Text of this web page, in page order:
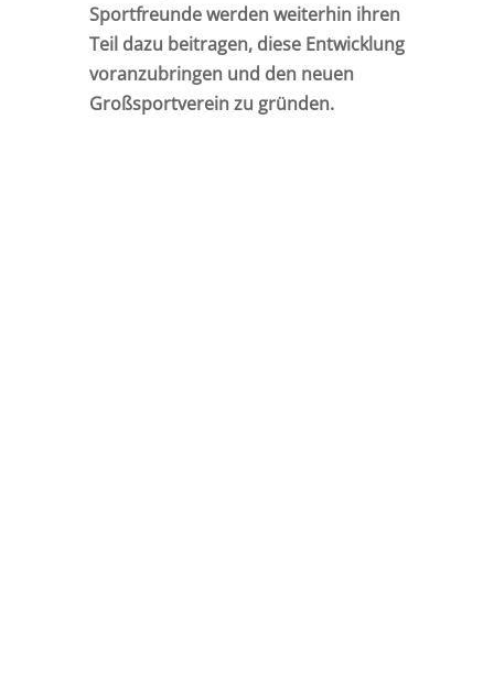
Sportfreunde werden weiterhin ihren
Teil dazu beitragen, diese Entwicklung
voranzubringen und den neuen
Großsportverein zu gründen.